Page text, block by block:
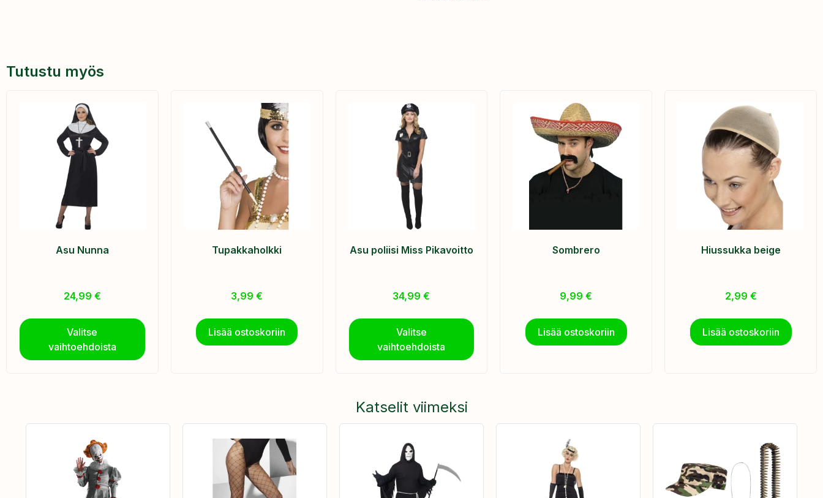
Tutustu myös
Asu Nunna
24,99 €
Valitse
vaihtoehdoista
Tupakkaholkki
3,99€
Lisää ostoskoriin
Asu poliisi Miss Pikavoitto
34,99€
Valitse
vaihtoehdoista
Sombrero
9,99€
Lisää ostoskoriin
Hiussukka beige
2,99 €
Lisää ostoskoriin
Katselit viimeksi